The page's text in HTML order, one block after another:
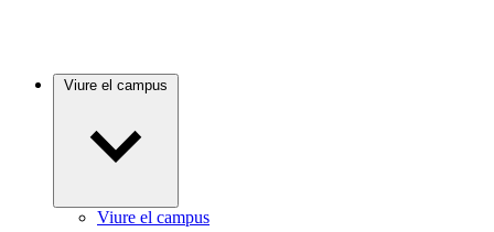
Viure el campus
Viure el campus